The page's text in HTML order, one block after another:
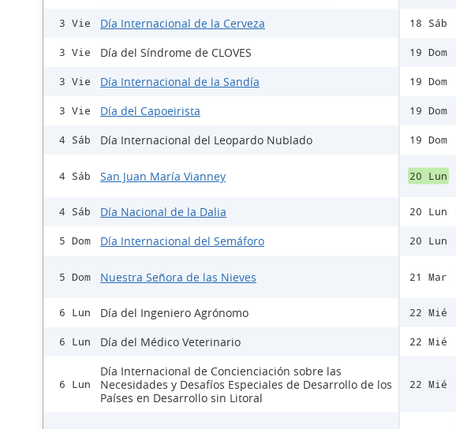
3 Vie Día Internacional de la Cerveza
3 Vie Día del Síndrome de CLOVES
3 Vie Día Internacional de la Sandía
3 Vie Día del Capoeirista
4 Sáb Día Internacional del Leopardo Nublado
4 Sáb San Juan María Vianney
4 Sáb Día Nacional de la Dalia
5 Dom Día Internacional del Semáforo
5 Dom Nuestra Señora de las Nieves
6 Lun Día del Ingeniero Agrónomo
6 Lun Día del Médico Veterinario
6 Lun
Día Internacional de Concienciación sobre las
Necesidades y Desafíos Especiales de Desarrollo de los
Países en Desarrollo sin Litoral
18 Sáb
19 Dom
19 Dom
19 Dom
19 Dom
20 Lun
20 Lun
20 Lun
21 Mar
22 Mié
22 Mié
22 Mié